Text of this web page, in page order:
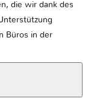
die wir dank des
Büros in der